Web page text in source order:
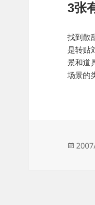
3张
找到散
是转贴
景和道
场景的
发